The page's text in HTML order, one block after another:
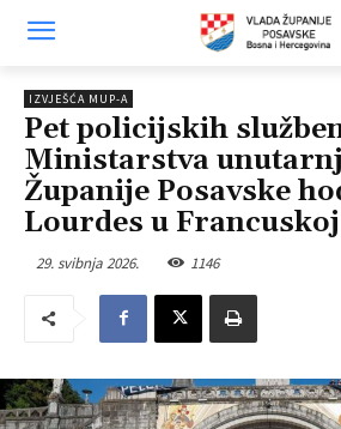
IZVJEŠĆA MUP-A
Pet policijskih
Ministarstva
Županije Posavske
Lourdes u Francuskoj
29. svibnja 2026. 1146